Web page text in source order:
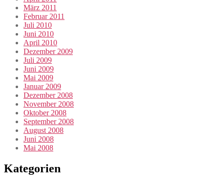
März 2011
Februar 2011
Juli 2010
Juni 2010
April 2010
Dezember 2009
Juli 2009
Juni 2009
Mai 2009
Januar 2009
Dezember 2008
November 2008
Oktober 2008
September 2008
August 2008
Juni 2008
Mai 2008
Kategorien